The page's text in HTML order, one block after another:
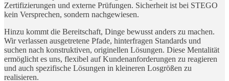
Zertifizierungen und externe Prüfungen. Sicherheit ist bei STEGO
kein Versprechen, sondern nachgewiesen.
Hinzu kommt die Bereitschaft, Dinge bewusst anders zu machen.
Wir verlassen ausgetretene Pfade, hinterfragen Standards und
suchen nach konstruktiven, originellen Lösungen. Diese Mentalität
ermöglicht es uns, flexibel auf Kundenanforderungen zu reagieren
und auch spezifische Lösungen in kleineren Losgrößen zu
realisieren.